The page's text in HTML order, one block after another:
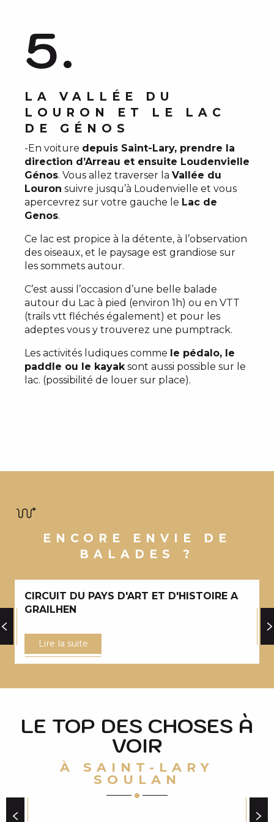
5.
LA VALLÉE DU
LOURON ET LE LAC
DE GÉNOS
-En voiture depuis Saint-Lary, prendre la
direction d’Arreau et ensuite Loudenvielle
Génos. Vous allez traverser la Vallée du
Louron suivre jusqu’à Loudenvielle et vous
apercevrez sur votre gauche le Lac de
Genos.
Ce lac est propice à la détente, à l’observation
des oiseaux, et le paysage est grandiose sur
les sommets autour.
C’est aussi l’occasion d’une belle balade
autour du Lac à pied (environ 1h) ou en VTT
(trails vtt fléchés également) et pour les
adeptes vous y trouverez une pumptrack.
Les activités ludiques comme le pédalo, le
paddle ou le kayak sont aussi possible sur le
lac. (possibilité de louer sur place).
ENCORE ENVIE DE
BALADES ?
CIRCUIT DU PAYS D'ART ET D'HISTOIRE A
GRAILHEN
Lire la suite
LE TOP DES CHOSES À
VOIR
À SAINT-LARY
SOULAN